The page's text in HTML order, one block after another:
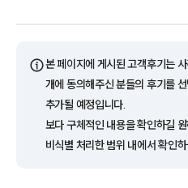
ⓘ본 페이지에 게시된 고객후기는
개에 동의해주신 분들의 후기를
추가될 예정입니다.
보다 구체적인 내용을 확인하길
비식별 처리한 범위 내에서 확인